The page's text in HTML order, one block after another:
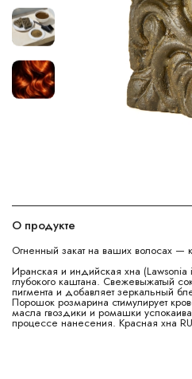
О продукте
Огненный закат на ваших волосах —
Иранская и индийская хна (Lawsonia
глубокого каштана. Свежевыжатый
пигмента и добавляет зеркальный
Порошок розмарина стимулирует
масла гвоздики и ромашки
процессе нанесения. Красная хна